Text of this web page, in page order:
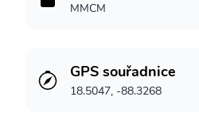
MMCM
GPS souřadnice
18.5047, -88.3268